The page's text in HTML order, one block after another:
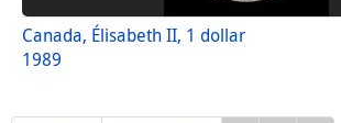
Canada, Élisabeth II, 1 dollar
1989